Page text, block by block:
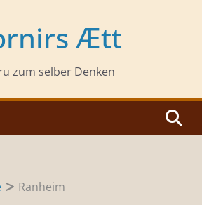
Ætt
zum selber Denken
Ranheim